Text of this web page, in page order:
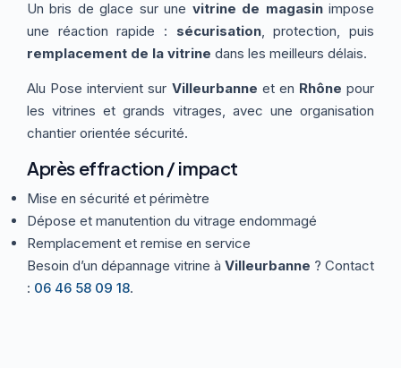
Thermographie
Nos Formules ACTUALITÉS
CONTACT
Un bris de glace sur une vitrine de magasinimpose
une réaction rapide : sécurisation, protection, puis
remplacement de la vitrine dans les meilleurs délais.
Alu Pose intervient sur Villeurbanne et en Rhône pour
les vitrines et grands vitrages, avec une organisation
chantier orientée sécurité.
Après effraction / impact
Mise en sécurité et périmètre
Dépose et manutention du vitrage endommagé
Remplacement et remise en service
Besoin d’un dépannage vitrine à Villeurbanne ? Contact
: 06 46 58 09 18.